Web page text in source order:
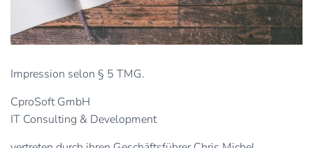
Impression selon § 5 TMG.
CproSoft GmbH
IT Consulting & Development